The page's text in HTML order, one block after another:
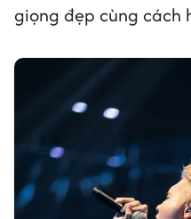
giọng đẹp cùng cách